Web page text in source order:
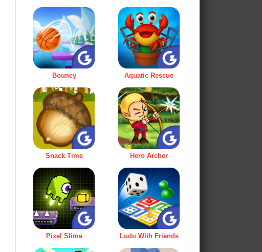
Bouncy Aquatic Rescue
Snack Time Hero Archer
Pixel Slime Ludo With Friends